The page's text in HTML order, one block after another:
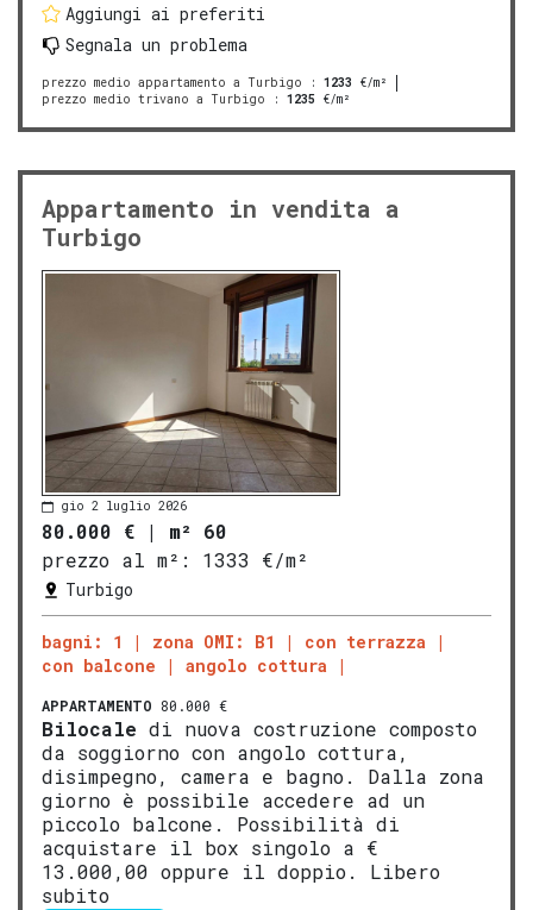
Aggiungi ai preferiti
Segnala un problema
prezzo medio appartamento a Turbigo : 1233 €/m²
prezzo medio trivano a Turbigo : 1235 €/m²
Appartamento in vendita a
Turbigo
gio 2 luglio 2026
80.000 € | m² 60
prezzo al m²:
1333 €/m²
Turbigo
bagni: 1 zona OMI: B1
con terrazza
con balcone
angolo cottura
APPARTAMENTO 80.000 €
Bilocale di nuova costruzione composto
da soggiorno con angolo cottura,
disimpegno, camera e bagno. Dalla zona
giorno è possibile accedere ad un
piccolo balcone. Possibilità di
acquistare il box singolo a €
13.000,00 oppure il doppio. Libero
subito